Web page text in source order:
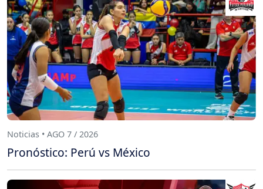
Noticias • AGO 7 / 2026
Pronóstico: Perú vs México